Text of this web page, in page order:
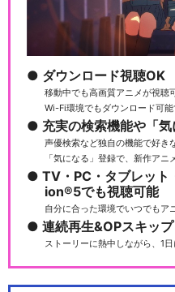
ダウンロード視聴OK
移動中でも高画質アニメが視聴
Wi-Fi環境でもダウンロード可
充実の検索機能や「
声優検索など独自の機能で好き
「気になる」登録で、新作ア
TV・PC・タブレッ
ion®5でも視聴可能
自分に合った環境でいつでもア
連続再生&OPスキッ
ストーリーに熱中しながら、1